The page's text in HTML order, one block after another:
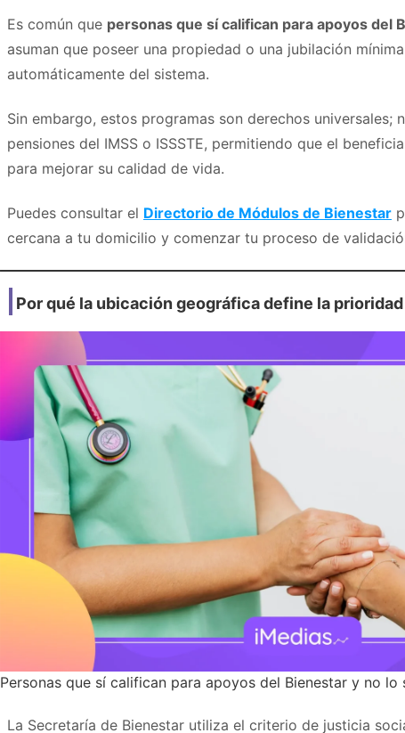
Es común que personas que sí califican para apoyos del
asuman que poseer una propiedad o una jubilación
automáticamente del sistema.
Sin embargo, estos programas son derechos universales;
pensiones del IMSS o ISSSTE, permitiendo que el
para mejorar su calidad de vida.
Puedes consultar el Directorio de Módulos de Bienestar
cercana a tu domicilio y comenzar tu proceso de
Por qué la ubicación geográfica define la
Personas que sí califican para apoyos del Bienestar y no lo
La Secretaría de Bienestar utiliza el criterio de justicia